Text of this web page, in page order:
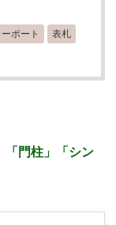
ポート
表札
「門柱」
「シン